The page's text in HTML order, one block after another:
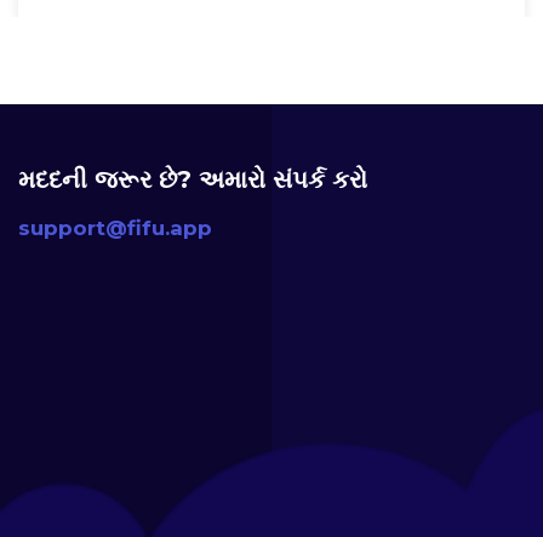
મદદની જરૂર છે? અમારો સંપર્ક કરો
support@fifu.app